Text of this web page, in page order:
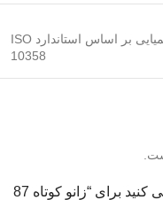
مقاومت بالا در برابر مواد شیمیایی بر اساس استاندارد ISO
10358
اولین نفری باشید که دیدگاهی را ارسال می کنید برای “زانو کوتاه 87